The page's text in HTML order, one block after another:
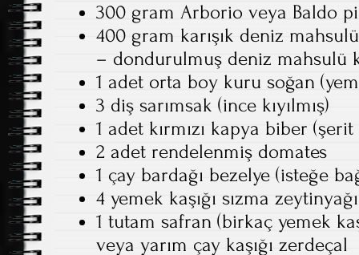
300 gram Arborio veya Baldo
400 gram karışık deniz
– dondurulmuş deniz mahsulü
1 adet orta boy kuru soğan
3 diş sarımsak (ince kıyılmış)
1 adet kırmızı kapya biber
2 adet rendelenmiş domates
1 çay bardağı bezelye (isteğe
4 yemek kaşığı sızma zeytinyağı
1 tutam safran (birkaç yemek
veya yarım çay kaşığı zerdeçal